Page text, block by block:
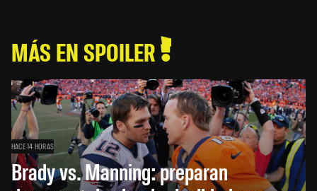
MÁS EN SPOILER
HACE 14 HORAS
Brady vs. Manning: preparan